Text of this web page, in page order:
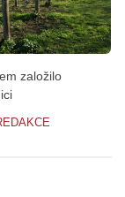
založilo